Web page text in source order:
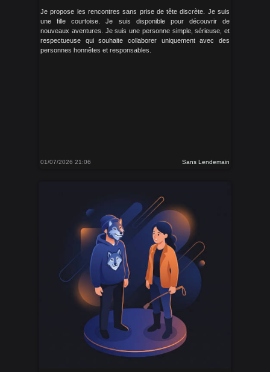
Je propose les rencontres sans prise de tête discrète. Je suis
une fille courtoise. Je suis disponible pour découvrir de
nouveaux aventures. Je suis une personne simple, sérieuse, et
respectueuse qui souhaite collaborer uniquement avec des
personnes honnêtes et responsables.
01/07/2026 21:06 Sans Lendemain